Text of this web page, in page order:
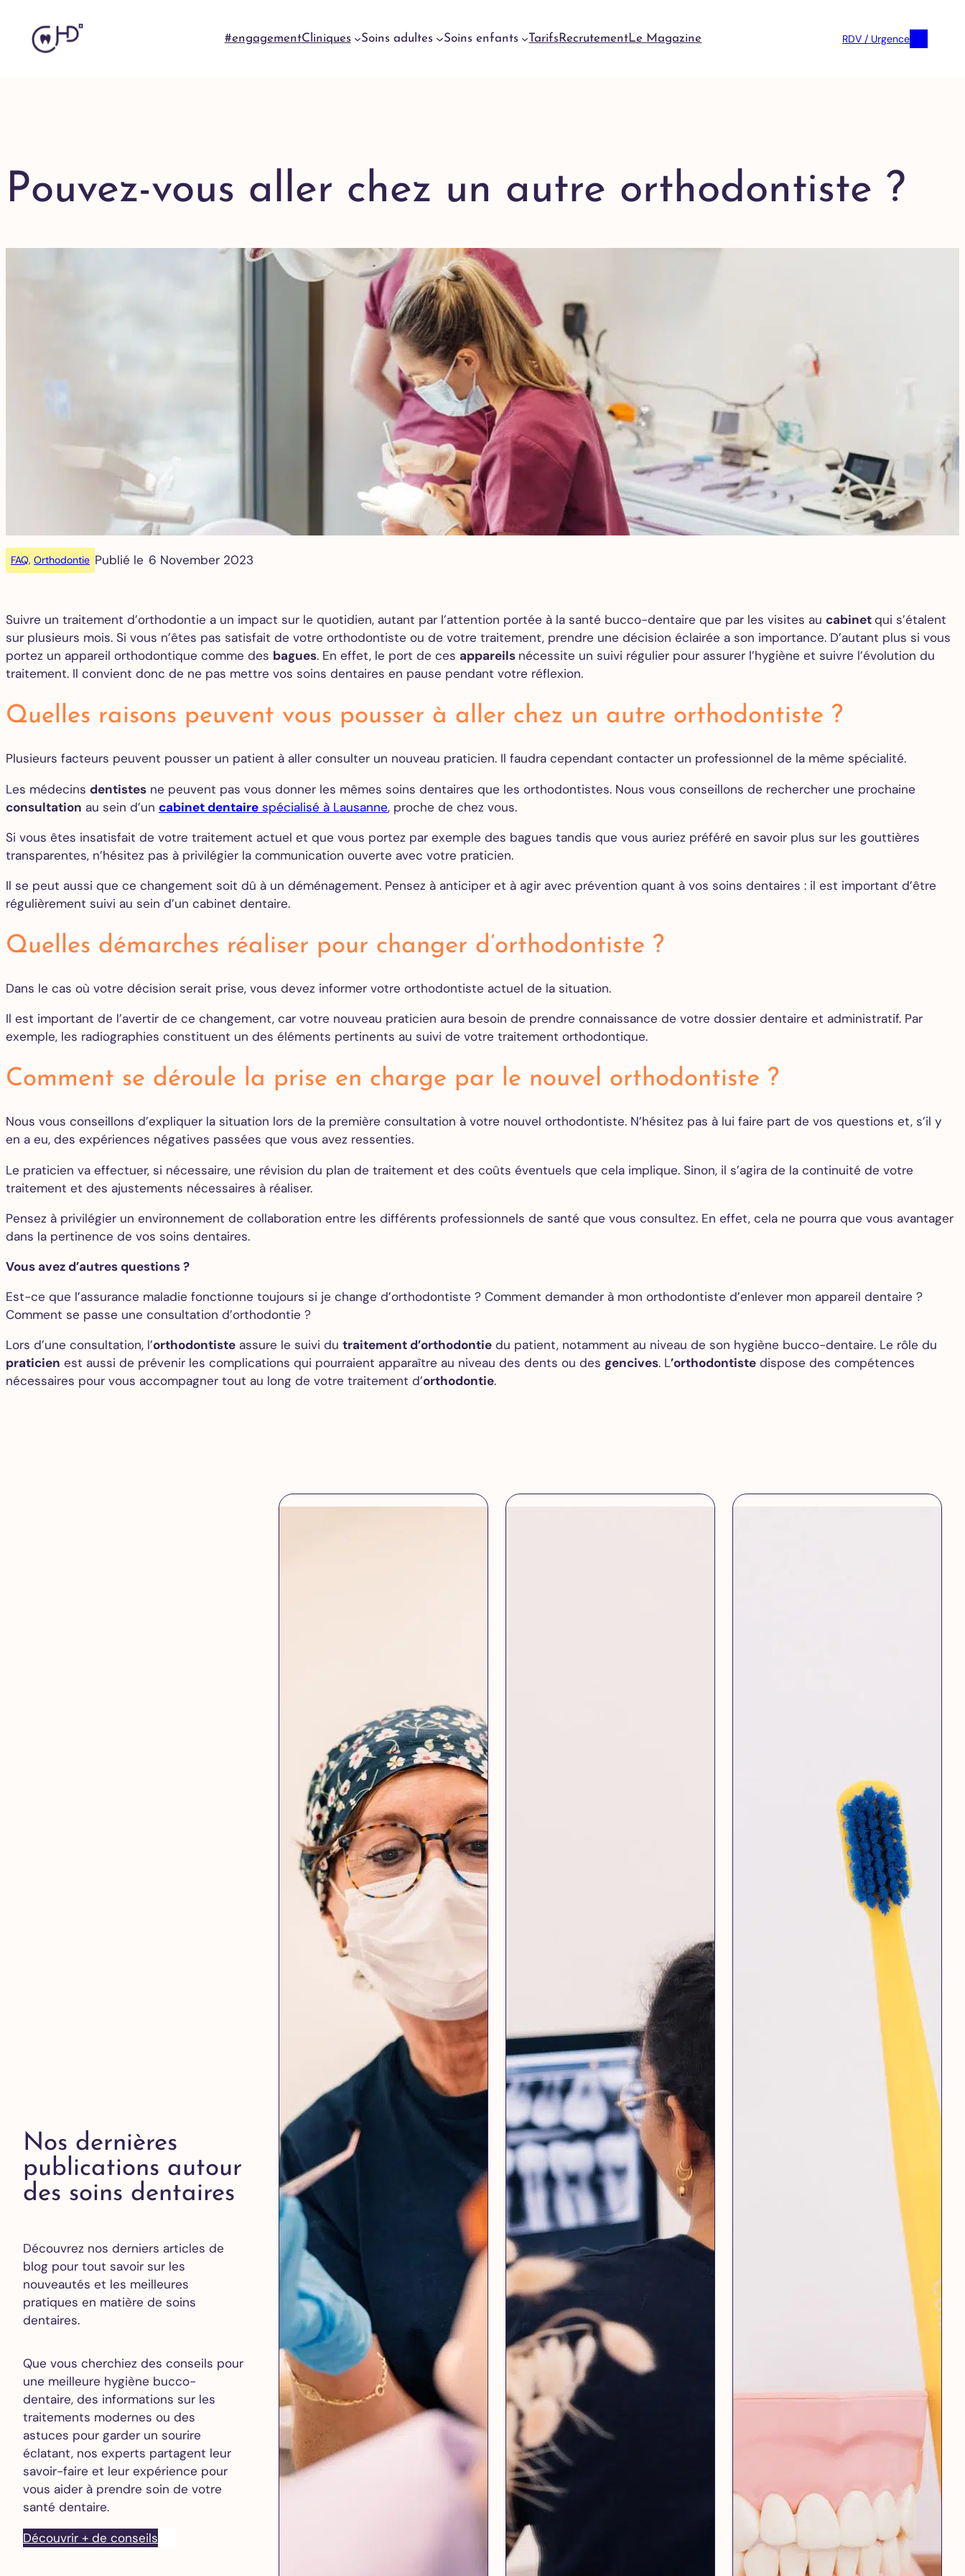
#engagementCliniques Soins adultes
Meyrin
Urgences
dentaires
Yverdon
Tous
nos
soins
Détartrage et
polissage
Adultes
Détartrage et
polissage
Enfants
Détartrage
orthodontique
Check-up
Traitement
des caries
Couronne
Gouttière
de nuit –
Blanchiment
dentaire
dentaires
Alignement
dentaires
des dents
sagesse
Greffe de
All on 4
All on 6
Adultes
Soins enfants Tarifs RecrutementLe Magazine RDV / Urgence
Pouvez-vous aller chez un autre orthodontiste ?
FAQ, Orthodontie Publié le 6 November 2023
Suivre un traitement d’orthodontie a un impact sur le quotidien, autant par l’attention portée à la santé bucco-dentaire que par les visites au cabinetqui s’étalent
sur plusieurs mois. Si vous n’êtes pas satisfait de votre orthodontiste ou de votre traitement, prendre une décision éclairée a son importance. D’autant plus si vous
portez un appareil orthodontique comme des bagues. En effet, le port de ces appareils nécessite un suivi régulier pour assurer l’hygiène et suivre l’évolution du
traitement. Il convient donc de ne pas mettre vos soins dentaires en pause pendant votre réflexion.
Quelles raisons peuvent vous pousser à aller chez un autre orthodontiste ?
Plusieurs facteurs peuvent pousser un patient à aller consulter un nouveau praticien. Il faudra cependant contacter un professionnel de la même spécialité.
Les médecins dentistes ne peuvent pas vous donner les mêmes soins dentaires que les orthodontistes. Nous vous conseillons de rechercher une prochaine
consultation au sein d’un cabinet dentaire spécialisé à Lausanne, proche de chez vous.
Si vous êtes insatisfait de votre traitement actuel et que vous portez par exemple des bagues tandis que vous auriez préféré en savoir plus sur les gouttières
transparentes, n’hésitez pas à privilégier la communication ouverte avec votre praticien.
Il se peut aussi que ce changement soit dû à un déménagement. Pensez à anticiper et à agir avec prévention quant à vos soins dentaires : il est important d’être
régulièrement suivi au sein d’un cabinet dentaire.
Quelles démarches réaliser pour changer d’orthodontiste ?
Dans le cas où votre décision serait prise, vous devez informer votre orthodontiste actuel de la situation.
Il est important de l’avertir de ce changement, car votre nouveau praticien aura besoin de prendre connaissance de votre dossier dentaire et administratif. Par
exemple, les radiographies constituent un des éléments pertinents au suivi de votre traitement orthodontique.
Comment se déroule la prise en charge par le nouvel orthodontiste ?
Nous vous conseillons d’expliquer la situation lors de la première consultation à votre nouvel orthodontiste. N’hésitez pas à lui faire part de vos questions et, s’il y
en a eu, des expériences négatives passées que vous avez ressenties.
Le praticien va effectuer, si nécessaire, une révision du plan de traitement et des coûts éventuels que cela implique. Sinon, il s’agira de la continuité de votre
traitement et des ajustements nécessaires à réaliser.
Pensez à privilégier un environnement de collaboration entre les différents professionnels de santé que vous consultez. En effet, cela ne pourra que vous avantager
dans la pertinence de vos soins dentaires.
Vous avez d’autres questions ?
Est-ce que l’assurance maladie fonctionne toujours si je change d’orthodontiste ? Comment demander à mon orthodontiste d’enlever mon appareil dentaire ?
Comment se passe une consultation d’orthodontie ?
Lors d’une consultation, l’orthodontiste assure le suivi du traitement d’orthodontie du patient, notamment au niveau de son hygiène bucco-dentaire. Le rôle du
praticien est aussi de prévenir les complications qui pourraient apparaître au niveau des dents ou des gencives. L’orthodontiste dispose des compétences
nécessaires pour vous accompagner tout au long de votre traitement d’orthodontie.
Nos dernières
publications autour
des soins dentaires
Découvrez nos derniers articles de
blog pour tout savoir sur les
nouveautés et les meilleures
pratiques en matière de soins
dentaires.
Que vous cherchiez des conseils pour
une meilleure hygiène bucco-
dentaire, des informations sur les
traitements modernes ou des
astuces pour garder un sourire
éclatant, nos experts partagent leur
savoir-faire et leur expérience pour
vous aider à prendre soin de votre
santé dentaire.
Découvrir + de conseils